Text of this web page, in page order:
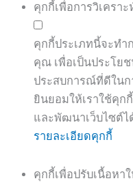
คุกกี้เพื่อการวิเคราะ
คุกกี้ประเภทนี้จะทำ
คุณ เพื่อเป็นประโย
ประสบการณ์ที่ดีในก
ยินยอมให้เราใช้คุก
และพัฒนาเว็บไซต์ไ
รายละเอียดคุกกี้
คุกกี้เพื่อปรับเนื้อหา